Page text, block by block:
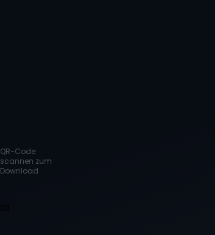
QR-Code
scannen zum
Download